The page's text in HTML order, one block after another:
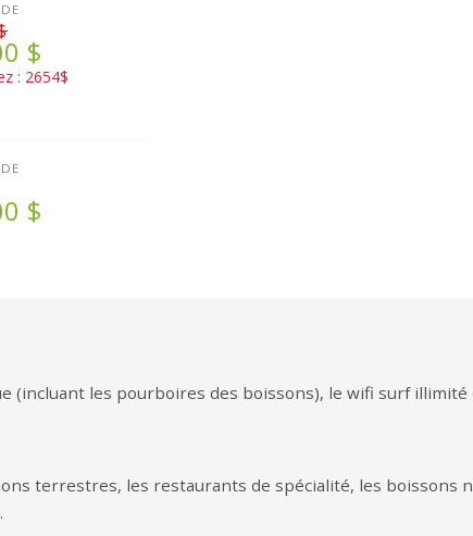
$
: 2654$
$
(incluant les pourboires des boissons), le wifi surf illimité
terrestres, les restaurants de spécialité, les boissons